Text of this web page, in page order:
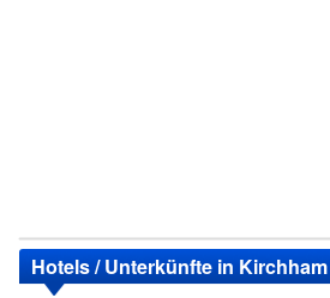
Hotels / Unterkünfte in Kirchham